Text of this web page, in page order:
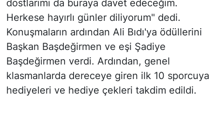
dostlarımı da buraya davet edeceğim.
Herkese hayırlı günler diliyorum" dedi.
Konuşmaların ardından Ali Bıdı'ya ödüllerini
Başkan Başdeğirmen ve eşi Şadiye
Başdeğirmen verdi. Ardından, genel
klasmanlarda dereceye giren ilk 10 sporcuya
hediyeleri ve hediye çekleri takdim edildi.